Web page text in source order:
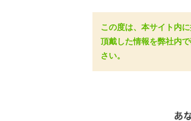
この度は、本サイト内
頂戴した情報を弊社内
さい。